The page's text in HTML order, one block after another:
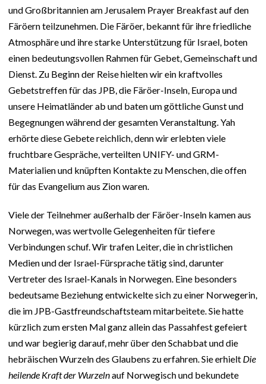
und Großbritannien am Jerusalem Prayer Breakfast auf den
Färöern teilzunehmen. Die Färöer, bekannt für ihre friedliche
Atmosphäre und ihre starke Unterstützung für Israel, boten
einen bedeutungsvollen Rahmen für Gebet, Gemeinschaft und
Dienst. Zu Beginn der Reise hielten wir ein kraftvolles
Gebetstreffen für das JPB, die Färöer-Inseln, Europa und
unsere Heimatländer ab und baten um göttliche Gunst und
Begegnungen während der gesamten Veranstaltung. Yah
erhörte diese Gebete reichlich, denn wir erlebten viele
fruchtbare Gespräche, verteilten UNIFY- und GRM-
Materialien und knüpften Kontakte zu Menschen, die offen
für das Evangelium aus Zion waren.
Viele der Teilnehmer außerhalb der Färöer-Inseln kamen aus
Norwegen, was wertvolle Gelegenheiten für tiefere
Verbindungen schuf. Wir trafen Leiter, die in christlichen
Medien und der Israel-Fürsprache tätig sind, darunter
Vertreter des Israel-Kanals in Norwegen. Eine besonders
bedeutsame Beziehung entwickelte sich zu einer Norwegerin,
die im JPB-Gastfreundschaftsteam mitarbeitete. Sie hatte
kürzlich zum ersten Mal ganz allein das Passahfest gefeiert
und war begierig darauf, mehr über den Schabbat und die
hebräischen Wurzeln des Glaubens zu erfahren. Sie erhielt Die
heilende Kraft der Wurzelnauf Norwegisch und bekundete